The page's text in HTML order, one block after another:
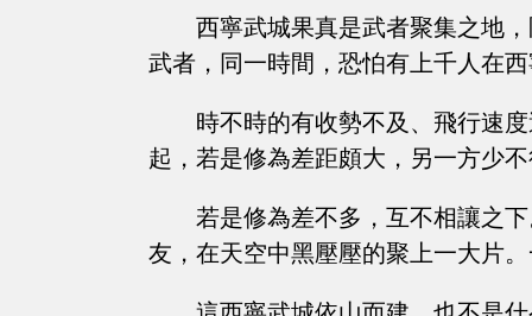
西寧武城果真是武者聚集之地
武者，同一時間，恐怕有上千人在
時不時的有收勢不及、飛行速
起，若是修為差距頗大，另一方少
若是修為差不多，互不相讓之
友，在天空中黑壓壓的聚上一大片